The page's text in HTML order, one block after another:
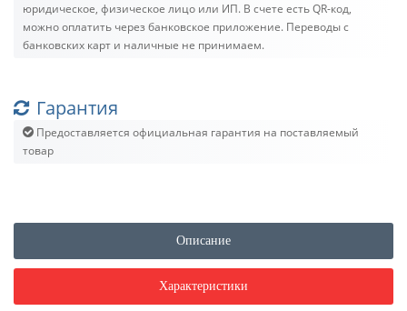
юридическое, физическое лицо или ИП. В счете есть QR-код,
можно оплатить через банковское приложение. Переводы с
банковских карт и наличные не принимаем.
Гарантия
Предоставляется официальная гарантия на поставляемый
товар
Описание
Характеристики